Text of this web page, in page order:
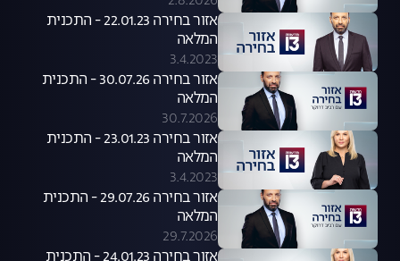
אזור בחירה 22.01.23 - התכנית
המלאה
3.4.2023
אזור בחירה 30.07.26 - התכנית
המלאה
30.7.2026
אזור בחירה 23.01.23 - התכנית
המלאה
3.4.2023
אזור בחירה 29.07.26 - התכנית
המלאה
29.7.2026